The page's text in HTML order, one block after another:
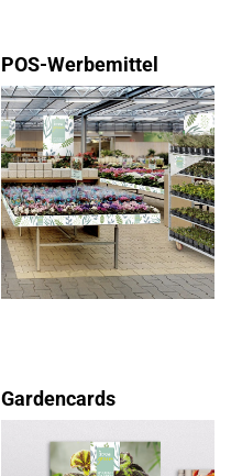
POS-Werbemittel
Gardencards